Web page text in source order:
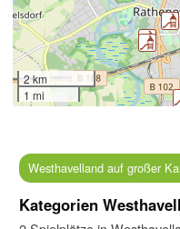
2 km
1 mi
Westhavelland auf großer
Kategorien